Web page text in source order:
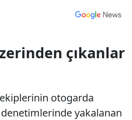
çıkanlar
ekiplerinin otogarda
yakalanan